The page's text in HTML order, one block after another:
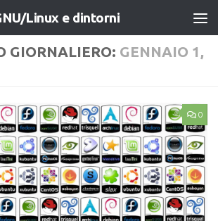
Linux e dintorni
GIORNALIERO: GENNAIO 1,
0